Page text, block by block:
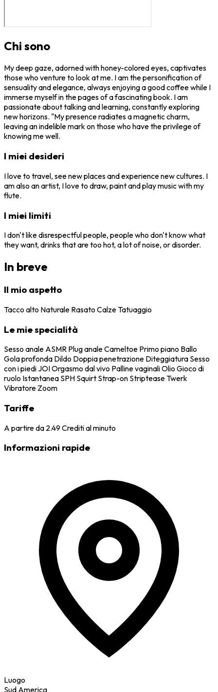
Chi sono
My deep gaze, adorned with honey-colored eyes, captivates
those who venture to look at me. I am the personification of
sensuality and elegance, always enjoying a good coffee while I
immerse myself in the pages of a fascinating book. I am
passionate about talking and learning, constantly exploring
new horizons. "My presence radiates a magnetic charm,
leaving an indelible mark on those who have the privilege of
knowing me well.
I miei desideri
I love to travel, see new places and experience new cultures. I
am also an artist, I love to draw, paint and play music with my
flute.
I miei limiti
I don't like disrespectful people, people who don't know what
they want, drinks that are too hot, a lot of noise, or disorder.
In breve
Il mio aspetto
Tacco alto Naturale Rasato CalzeTatuaggio
Le mie specialità
Sesso anale ASMR Plug analeCameltoe Primo piano Ballo
Gola profonda Dildo Doppia penetrazione Diteggiatura Sesso
con i piedi JOIOrgasmo dal vivo Palline vaginaliOlio Gioco di
ruolo Istantanea SPH Squirt Strap-on StripteaseTwerk
Vibratore Zoom
Tariffe
A partire da 2.49Crediti al minuto
Informazioni rapide
Luogo
Sud America